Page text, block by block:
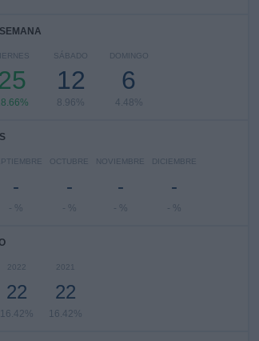
SÁBADO
12
8.96%
DOMINGO
6
4.48%
-
- %
OCTUBRE
-
- %
NOVIEMBRE
-
- %
DICIEMBRE
-
- %
2022
22
16.42%
2021
22
16.42%